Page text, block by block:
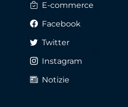
E-commerce
Facebook
Twitter
Instagram
Notizie